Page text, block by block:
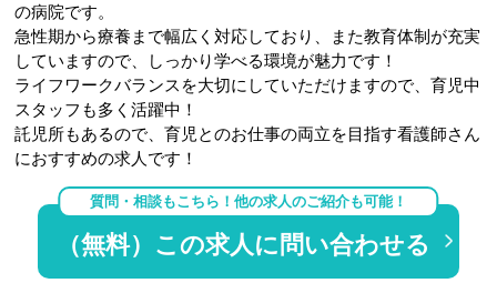
の病院です。
急性期から療養まで幅広く対応しており、また教育体制が充実
していますので、しっかり学べる環境が魅力です！
ライフワークバランスを大切にしていただけますので、育児中
スタッフも多く活躍中！
託児所もあるので、育児とのお仕事の両立を目指す看護師さん
におすすめの求人です！
質問・相談もこちら！他の求人のご紹介も可能！
（無料）この求人に問い合わせる